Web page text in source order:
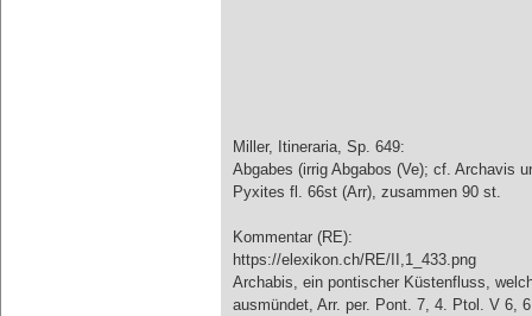
Miller, Itineraria, Sp. 649:
Abgabes (irrig Abgabos (Ve); cf. Archavis
Pyxites fl. 66st (Arr), zusammen 90 st.
Kommentar (RE):
https://elexikon.ch/RE/II,1_433.png
Archabis, ein pontischer Küstenfluss,
ausmündet, Arr. per. Pont. 7, 4. Ptol. V 6,